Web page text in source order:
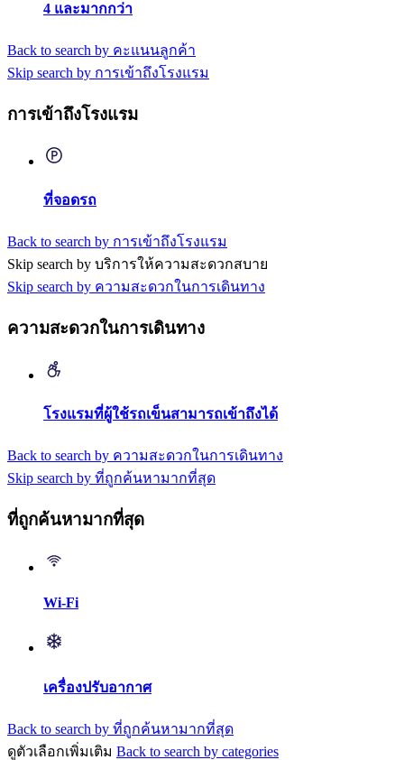
4 และมากกว่า
Back to search by คะแนนลูกค้า
Skip search by การเข้าถึงโรงแรม
การเข้าถึงโรงแรม
ที่จอดรถ
Back to search by การเข้าถึงโรงแรม
Skip search by บริการให้ความสะดวกสบาย
Skip search by ความสะดวกในการเดินทาง
ความสะดวกในการเดินทาง
โรงแรมที่ผู้ใช้รถเข็นสามารถเข้าถึงได้
Back to search by ความสะดวกในการเดินทาง
Skip search by ที่ถูกค้นหามากที่สุด
ที่ถูกค้นหามากที่สุด
Wi-Fi
เครื่องปรับอากาศ
Back to search by ที่ถูกค้นหามากที่สุด
ดูตัวเลือกเพิ่มเติม Back to search by categories